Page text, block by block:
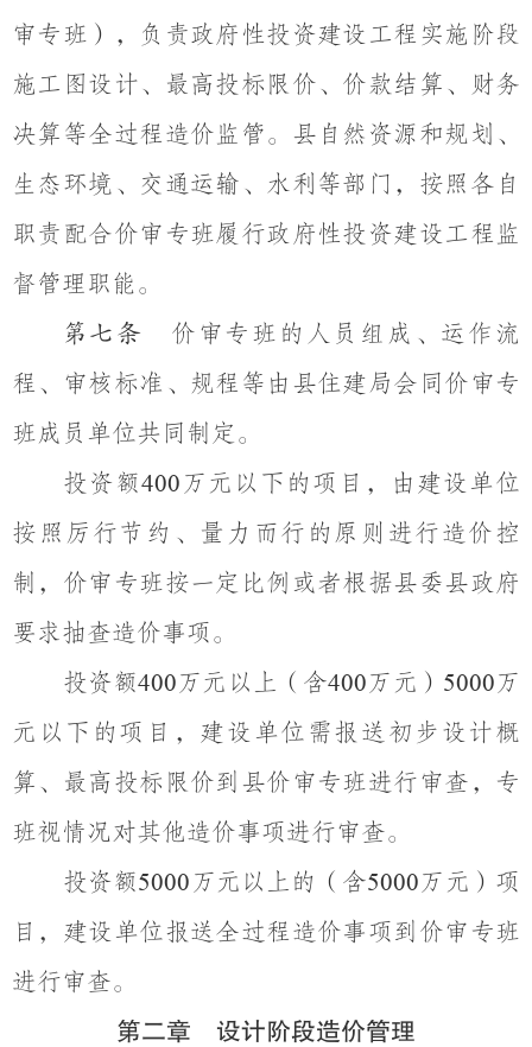
审专班），负责政府性投资建设工程实施阶段
施工图设计、最高投标限价、价款结算、财务
决算等全过程造价监管。县自然资源和规划、
生态环境、交通运输、水利等部门，按照各自
职责配合价审专班履行政府性投资建设工程监
督管理职能。
第七条 价审专班的人员组成、运作流
程、审核标准、规程等由县住建局会同价审专
班成员单位共同制定。
投资额400 万元以下的项目，由建设单位
按照厉行节约、量力而行的原则进行造价控
制，价审专班按一定比例或者根据县委县政府
要求抽查造价事项。
投资额400万元以上（含400万元） 5000万
元以下的项目，建设单位需报送初步设计概
算、最高投标限价到县价审专班进行审查，专
班视情况对其他造价事项进行审查。
投资额5000 万元以上的（含5000万元）项
目，建设单位报送全过程造价事项到价审专班
进行审查。
第二章 设计阶段造价管理